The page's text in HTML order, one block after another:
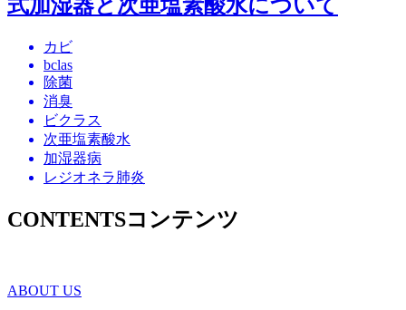
式加湿器と次亜塩素酸水について
カビ
bclas
除菌
消臭
ビクラス
次亜塩素酸水
加湿器病
レジオネラ肺炎
CONTENTSコンテンツ
ABOUT US